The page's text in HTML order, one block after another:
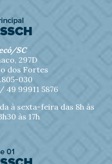
SC
297D
dos Fortes
030
/ 49 99911 5876
à sexta-feira das 8h às
às 17h